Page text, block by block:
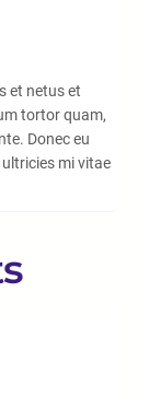
et netus et
tortor quam,
Donec eu
mi vitae